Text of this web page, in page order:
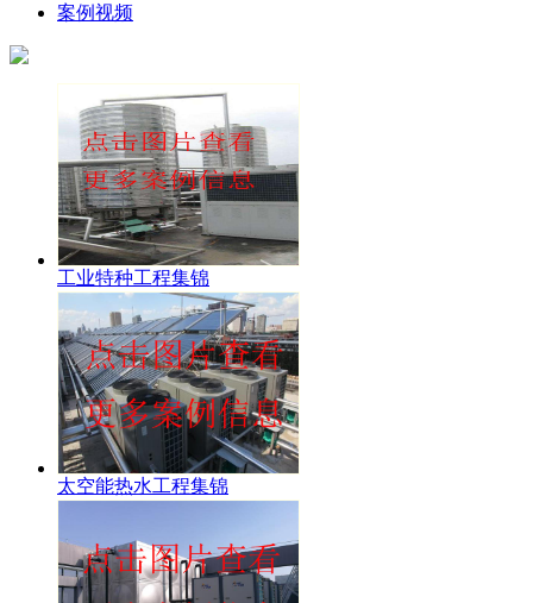
案例视频
工业特种工程集锦
太空能热水工程集锦